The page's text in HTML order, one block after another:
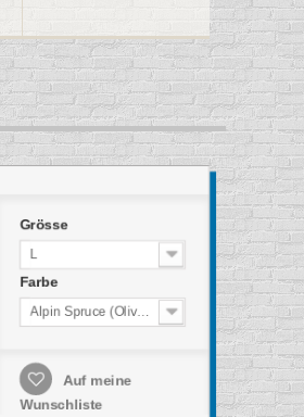
Grösse
L
Farbe
Alpin Spruce (Olivgrün)
Auf meine
Wunschliste